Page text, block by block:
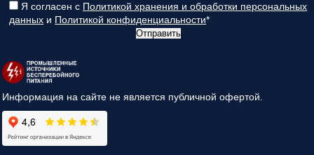
Я согласен с Политикой хранения и обработки персональных
данных и Политикой конфиденциальности*
Отправить
Информация на сайте не является публичной офертой.